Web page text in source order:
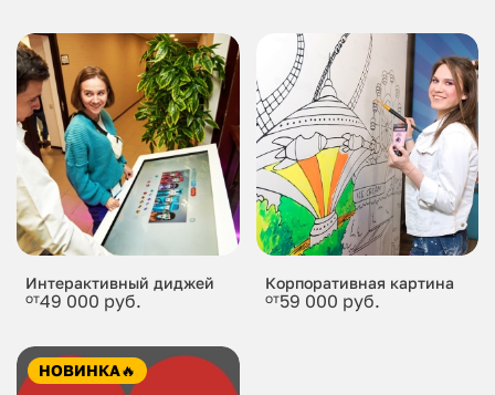
Интерактивный диджей
от49 000 руб.
Корпоративная картина
от59 000 руб.
НОВИНКА🔥